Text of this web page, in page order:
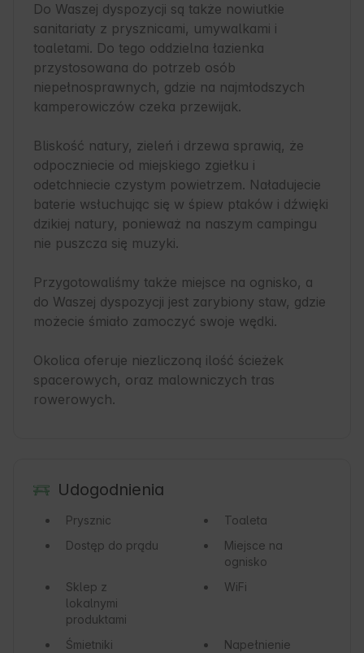
Do Waszej dyspozycji są także nowiutkie
sanitariaty z prysznicami, umywalkami i
toaletami. Do tego oddzielna łazienka
przystosowana do potrzeb osób
niepełnosprawnych, gdzie na najmłodszych
kamperowiczów czeka przewijak.
Bliskość natury, zieleń i drzewa sprawią, że
odpoczniecie od miejskiego zgiełku i
odetchniecie czystym powietrzem. Naładujecie
baterie wsłuchując się w śpiew ptaków i dźwięki
dzikiej natury, ponieważ na naszym campingu
nie puszcza się muzyki.
Przygotowaliśmy także miejsce na ognisko, a
do Waszej dyspozycji jest zarybiony staw, gdzie
możecie śmiało zamoczyć swoje wędki.
Okolica oferuje niezliczoną ilość ścieżek
spacerowych, oraz malowniczych tras
rowerowych.
Udogodnienia
Prysznic
Toaleta
Dostęp do prądu
Miejsce na
ognisko
Sklep z
lokalnymi
produktami
WiFi
Śmietniki
Napełnienie